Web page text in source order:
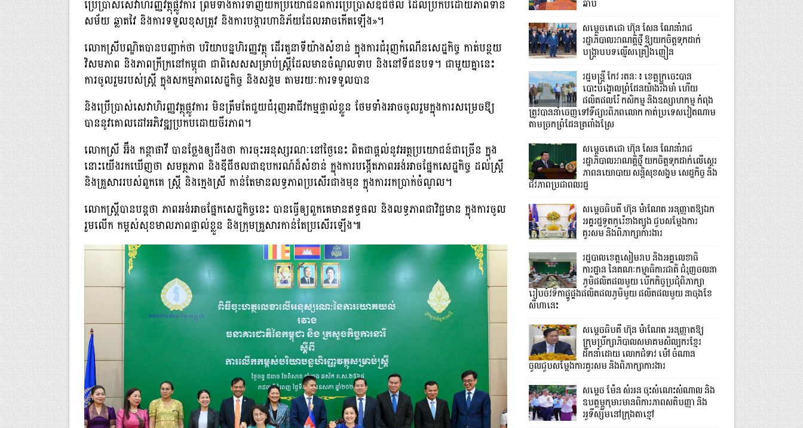
ប្រើប្រាស់សេវាហិរញ្ញវត្ថុផ្លូវការ ព្រមទាំងការទាញយកប្រយោជន៍ពីការប្រើប្រាស់ឌីជីថល ដែលប្រកបដោយភាពទាន់
សម័យ ឆ្លាតវៃ និងការទទួលខុសត្រូវ និងការបង្ការហានិភ័យដែលអាចកើតឡើង»។
លោកស្រីបណ្ឌិតបានបញ្ជាក់ថា បរិយាបន្នហិរញ្ញវត្ថុ ដើរតួនាទីយ៉ាងសំខាន់ ក្នុងការជំរុញកំណើនសេដ្ឋកិច្ច កាត់បន្ថយ
វិសមភាព និងភាពក្រីក្រនៅកម្ពុជា ជាពិសេសសម្រាប់ស្ត្រីដែលមានចំណូលទាប និងនៅទីជនបទ។ ជាមួយគ្នានេះ
ការចូលរួមរបស់ស្ត្រី ក្នុងសកម្មភាពសេដ្ឋកិច្ច និងសង្គម តាមរយៈការទទួលបាន
និងប្រើប្រាស់សេវាហិរញ្ញវត្ថុផ្លូវការ មិនត្រឹមតែជួយជំរុញអាជីវកម្មផ្ទាល់ខ្លួន ថែមទាំងអាចចូលរួមក្នុងការសម្រេចឱ្យ
បាននូវគោលដៅអភិវឌ្ឍប្រកបដោយចីរភាព។
លោកស្រី អ៊ឹង កន្ថាផាវី បានថ្លែងឲ្យដឹងថា ការចុះអនុស្សរណៈនៅថ្ងៃនេះ ពិតជាផ្ដល់នូវអត្ថប្រយោជន៍ជាច្រើន ក្នុង
នោះយើងរកឃើញថា សមត្ថភាព និងឌីជីថលជាឧបករណ៍ដ៏សំខាន់ ក្នុងការបង្កើតភាពអង់អាចផ្នែកសេដ្ឋកិច្ច ដល់ស្រ្ដី
និងគ្រួសាររបស់ពួកគេ ស្រ្ដី និងក្មេងស្រី កាន់តែមានលទ្ធភាពប្រសើរជាងមុន ក្នុងការរកប្រាក់ចំណូល។
លោកស្រ្ដីបានបន្ដថា ភាពអង់អាចផ្នែកសេដ្ឋកិច្ចនេះ បានធ្វើឲ្យពួកគេមានឥទ្ធផល និងលទ្ធភាពជាវិជ្ជមាន ក្នុងការចូល
រួមលើក កម្ពស់សុខមាលភាពផ្ទាល់ខ្លួន និងក្រុមគ្រួសារកាន់តែប្រសើរឡើង៕
ឆាប់
សម្តេចតេជោ ហ៊ុន សែន ណែនាំរាជ
រដ្ឋាភិបាលអាណត្តិថ្មី ឱ្យយកចិត្តទុកដាក់
បង្ក្រាបបទល្មើសគ្រឿងញៀន
រដ្ឋមន្ត្រី កែវ រតនៈ៖ ខេត្តក្រចេះបាន
បោះបង្គោលព្រំដែនយ៉ាងរឹងមាំ ហើយ
ផលិតផលរ៉ែ កសិកម្ម និងឧស្សាហកម្ម កំពុង
ត្រូវបាននាំចេញទៅទីផ្សារពិភពលោក កាត់ប្រទេសវៀតណាម
តាមច្រកព្រំដែនត្រពាំងស្រែ
សម្តេចតេជោ ហ៊ុន សែន ណែនាំរាជ
រដ្ឋាភិបាលអាណត្តិថ្មី យកចិត្តទុកដាក់លើស្ថេរ
ភាពនយោបាយ សន្តិសុខសង្គម សេដ្ឋកិច្ច និង
ជីវភាពប្រជាពលរដ្ឋ
សម្តេចធិបតី ហ៊ុន ម៉ាណែត អនុញ្ញាតឱ្យឯក
អគ្គរដ្ឋទូតកូរ៉េខាងត្បូង ជួបសម្តែងការ
គួរសម និងពិភាក្សាការងារ
រដ្ឋបាលខេត្តសៀមរាប និងអគ្គលេខាធិ
ការដ្ឋាន នៃគណៈកម្មាធិការជាតិ ជំរុញចលនា
ភូមិផលិតផលមួយ បើកកិច្ចប្រជុំពិភាក្សា
រៀបចំវទិកាផ្គូផ្គងផលិតផលភូមិមួយ ផលិតផលមួយ នាចុងខែ
សីហានេះ
សម្តេចធិបតី ហ៊ុន ម៉ាណែត អនុញ្ញាតឱ្យ
ក្រុមប្រឹក្សាភិបាលសមាគមសិល្បករខ្មែរ
ដឹកនាំដោយ លោកជំទាវ ម៉ៅ ចំណាន
ចូលជួបសម្ដែងការគួរសម និងពិភាក្សាការងារ
សម្តេច ម៉ែន សំអន ចុះសំណេះសំណាល និង
ឧបត្ថម្ភកុមារមានពិការភាពសតិបញ្ញា និង
អូទីស្សឹមនៅក្រុងតាខ្មៅ